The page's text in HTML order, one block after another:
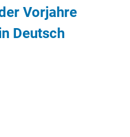
Vorjahre
Deutsch